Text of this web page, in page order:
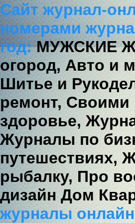
Сайт журнал-
номерами
год:МУЖСКИЕ
огород, Авто и
Шитье и
ремонт, Своими
здоровье,
Журналы по
путешествиях,
рыбалку, Про
дизайн Дом
журналы